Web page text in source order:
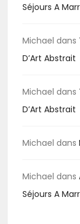
Séjours A
Michael dans
D’Art Abstrait
Michael dans
D’Art Abstrait
Michael dans
Michael dans
Séjours A